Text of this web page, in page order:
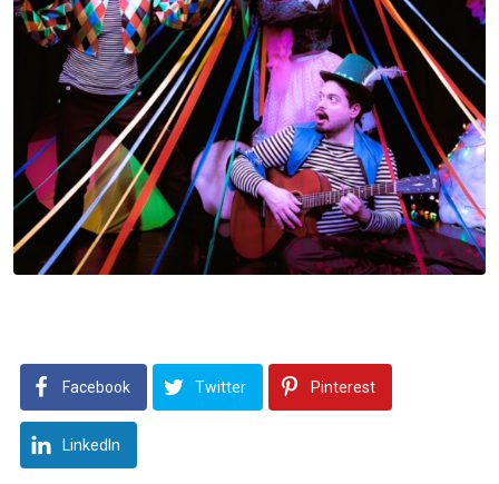
Facebook Twitter Pinterest
LinkedIn